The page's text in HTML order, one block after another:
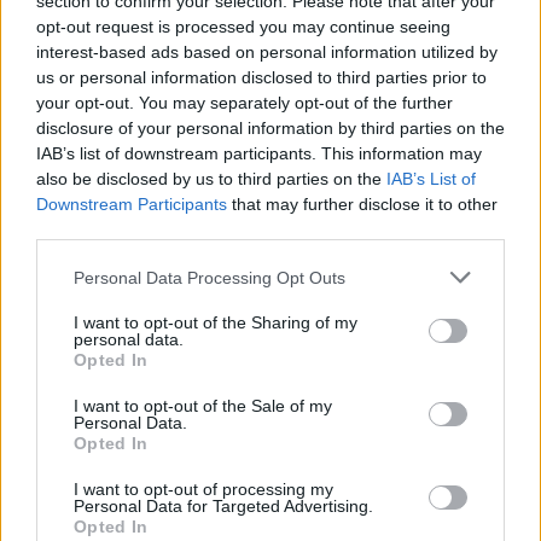
opt-out request is processed you may continue seeing
interest-based ads based on personal information utilized by
us or personal information disclosed to third parties prior to
your opt-out. You may separately opt-out of the further
disclosure of your personal information by third parties on the
IAB’s list of downstream participants. This information may
also be disclosed by us to third parties on the IAB’s List of
Downstream Participants that may further disclose it to other
Personal Data Processing Opt Outs
I want to opt-out of the Sharing of my
personal data.
Opted In
I want to opt-out of the Sale of my
Personal Data.
Opted In
I want to opt-out of processing my
Personal Data for Targeted Advertising.
Opted In
Wat dit zegt over de positie van
Ajax
Deze situatie legt ook iets bloot over de huidige positie van
Ajax op de transfermarkt. Waar de club jarenlang zelf de
voorwaarden dicteerde, bevindt het zich nu vaker in een
Dat heeft deels te maken met financiële realiteit, deels met
sportieve urgentie. Ajax zoekt versterking, maar kan niet
onbeperkt investeren en wil geen structurele risico’s nemen
voor een speler van 32. Een huurconstructie is logisch, maar
geeft de verkopende club minder zekerheid.
Fenerbahçe daarentegen heeft die luxe wel. Het kan wachten,
onderhandelen en prioriteiten stellen. Ajax moet zich schikken
en zich neerleggen bij het feit dat niet elke competitie